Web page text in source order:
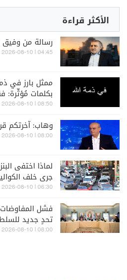
الأكثر قراءة
رسالة من
04:45 | 2026-08-10
ممثل بارز في
بكلمات
08:50 | 2026-08-10
وهاب: آخرتكم قريبة!
08:00 | 2026-08-10
لماذا اختفى
جرى خلف
06:30 | 2026-08-10
فشل المفاوضات
تحدٍ جديد
08:00 | 2026-08-10